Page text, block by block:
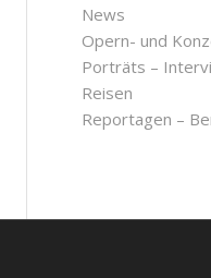
News
Opern- und
Porträts –
Reisen
Reportagen –